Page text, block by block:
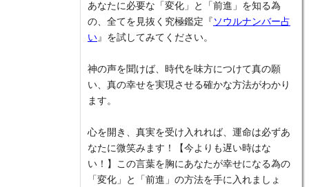
あなたに必要な「変化」と「前進」を知る為
の、全てを見抜く究極鑑定『 ソウルナンバー占
い 』を試してみてください。
神の声を聞けば、時代を味方につけて真の願
い、真の幸せを実現させる確かな方法がわかり
ます。
心を開き、真実を受け入れれば、運命は必ずあ
なたに微笑みます！【今よりも遅い時はな
い！】この言葉を胸にあなたが幸せになる為の
「変化」と「前進」の方法を手に入れましょ